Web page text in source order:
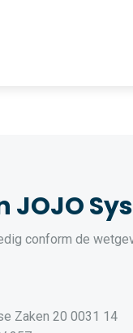
JOJO
conform de
Zaken 20 0031 14